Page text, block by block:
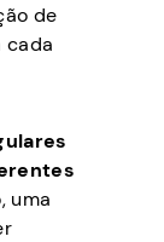
de
cada
uma